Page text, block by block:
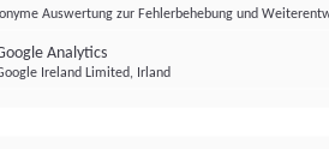
Auswertung zur Fehlerbehebung und
Analytics
Ireland Limited, Irland